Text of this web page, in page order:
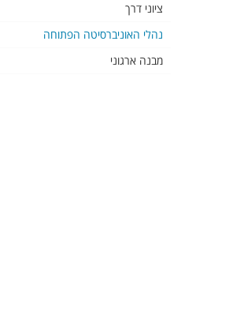
ציוני דרך
נהלי האוניברסיטה הפתוחה
מבנה ארגוני